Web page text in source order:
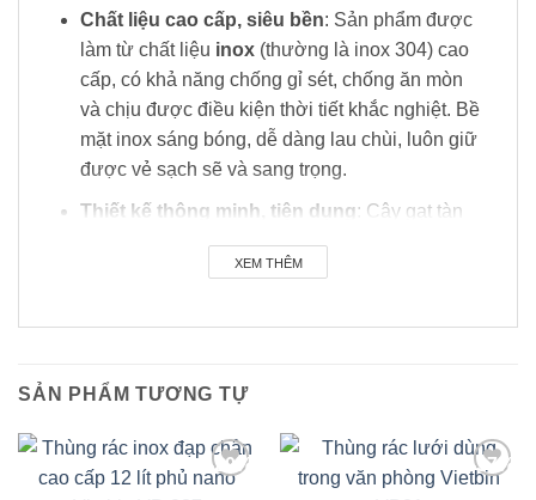
Chất liệu cao cấp, siêu bền: Sản phẩm được
làm từ chất liệu inox(thường là inox 304) cao
cấp, có khả năng chống gỉ sét, chống ăn mòn
và chịu được điều kiện thời tiết khắc nghiệt. Bề
mặt inox sáng bóng, dễ dàng lau chùi, luôn giữ
được vẻ sạch sẽ và sang trọng.
Thiết kế thông minh, tiện dụng: Cây gạt tàn
có thiết kế trụ đứng, vững chắc, không dễ bị đổ
khi có tác động mạnh. Phần đầu cây gạt tàn
lợi. Bên trong là thùng chứa riêng biệt, giúp thu
gàng, tránh việc phát tán mùi khó chịu ra không
An toàn và giảm thiểu nguy cơ cháy
kế kín đáo của cây gạt tàn giúp dập tắt tàn
XEM THÊM
SẢN PHẨM TƯƠNG TỰ
-20% -37%